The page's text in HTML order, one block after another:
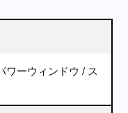
ワーウィンドウ
ス